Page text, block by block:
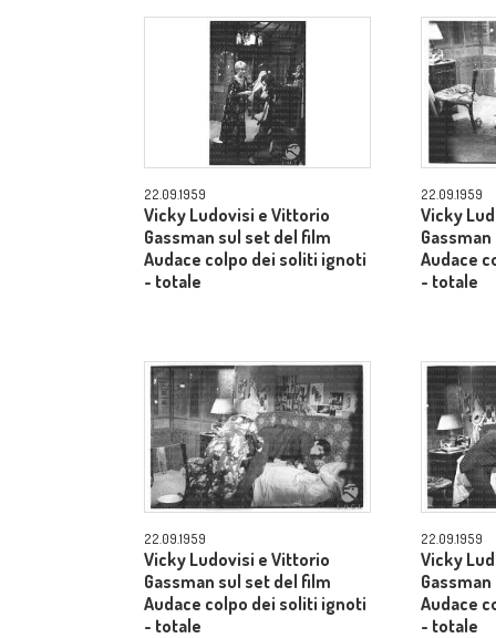
22.09.1959
Vicky Ludovisi e Vittorio
Gassman sul set del film
Audace colpo dei soliti ignoti
- totale
22.09.1959
Vicky
Audace
- totale
22.09.1959
Vicky Ludovisi e Vittorio
Gassman sul set del film
Audace colpo dei soliti ignoti
- totale
22.09.1959
Vicky
Audace
- totale